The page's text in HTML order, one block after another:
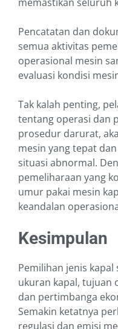
Pencatatan dan
semua aktivitas
operasional mesin
evaluasi kondisi
Tak kalah penting,
tentang operasi dan
prosedur darurat,
mesin yang tepat
situasi abnormal.
pemeliharaan yang
umur pakai mesin
keandalan
Kesimpulan
Pemilihan jenis
ukuran kapal, tujuan
dan pertimbanga
Semakin ketatnya
regulasi dan emisi